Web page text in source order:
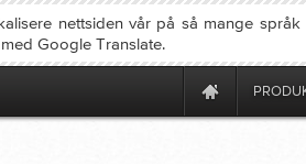
nettsiden vår på så mange
Google Translate.